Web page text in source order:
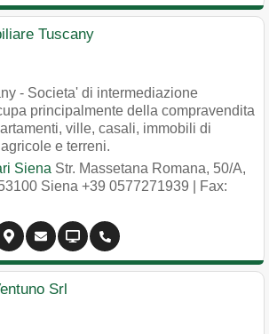
Tuscany
- Societa' di intermediazione
principalmente della compravendita
ville, casali, immobili di
e terreni.
Siena Str. Massetana Romana, 50/A,
Siena +39 0577271939 | Fax:
Srl